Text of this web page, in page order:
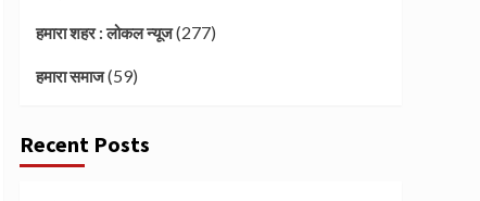
हमारा शहर : लोकल न्यूज(277)
हमारा समाज(59)
Recent Posts